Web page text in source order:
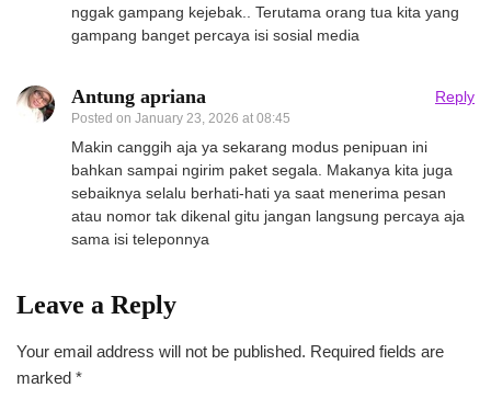
nggak gampang kejebak.. Terutama orang tua kita yang
gampang banget percaya isi sosial media
Antung apriana
Posted on January 23, 2026 at 08:45
Reply
Makin canggih aja ya sekarang modus penipuan ini
bahkan sampai ngirim paket segala. Makanya kita juga
sebaiknya selalu berhati-hati ya saat menerima pesan
atau nomor tak dikenal gitu jangan langsung percaya aja
sama isi teleponnya
Leave a Reply
Your email address will not be published. Required fields are
marked *